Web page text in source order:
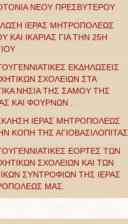
ΝΕΟΥ ΠΡΕΣΒΥΤΕΡΟΥ
ΙΕΡΑΣ ΜΗΤΡΟΠΟΛΕΩΣ
ΚΑΙ ΙΚΑΡΙΑΣ ΓΙΑ ΤΗΝ 25Η
ΕΚΔΗΛΩΣΕΙΣ
ΣΧΟΛΕΙΩΝ ΣΤΑ
ΝΗΣΙΑ ΤΗΣ ΣΑΜΟΥ ΤΗΣ
ΚΑΙ ΦΟΥΡΝΩΝ .
ΙΕΡΑΣ ΜΗΤΡΟΠΟΛΕΩΣ
ΚΟΠΗ ΤΗΣ ΑΓΙΟΒΑΣΙΛΟΠΙΤΑΣ
ΕΟΡΤΕΣ ΤΩΝ
ΣΧΟΛΕΙΩΝ ΚΑΙ ΤΩΝ
ΣΥΝΤΡΟΦΙΩΝ ΤΗΣ ΙΕΡΑΣ
ΜΑΣ.